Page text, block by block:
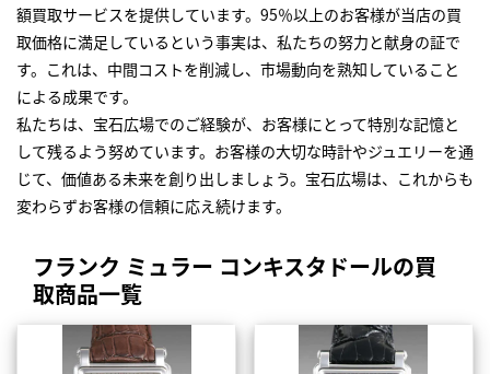
額買取サービスを提供しています。95％以上のお客様が当店の買
取価格に満足しているという事実は、私たちの努力と献身の証で
す。これは、中間コストを削減し、市場動向を熟知していること
による成果です。
私たちは、宝石広場でのご経験が、お客様にとって特別な記憶と
して残るよう努めています。お客様の大切な時計やジュエリーを通
じて、価値ある未来を創り出しましょう。宝石広場は、これからも
変わらずお客様の信頼に応え続けます。
フランク ミュラー コンキスタドールの買
取商品一覧